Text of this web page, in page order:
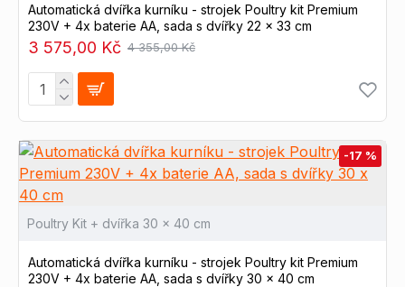
Automatická dvířka kurníku - strojek Poultry kit Premium
230V + 4x baterie AA, sada s dvířky 22 x 33 cm
3 575,00 Kč 4 355,00 Kč
-17 %
Poultry Kit + dvířka 30 x 40 cm
Automatická dvířka kurníku - strojek Poultry kit Premium
230V + 4x baterie AA, sada s dvířky 30 x 40 cm